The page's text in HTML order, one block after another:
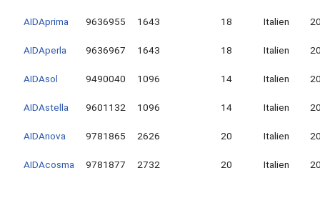
AIDAprima 9636955 1643 18 Italien
AIDAperla 9636967 1643 18 Italien
AIDAsol 9490040 1096 14 Italien
AIDAstella 9601132 1096 14 Italien
AIDAnova 9781865 2626 20 Italien
AIDAcosma 9781877 2732 20 Italien